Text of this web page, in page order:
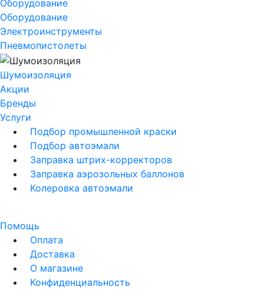
Оборудование
Оборудование
Электроинструменты
Пневмопистолеты
Шумоизоляция
Акции
Бренды
Услуги
Подбор промышленной краски
Подбор автоэмали
Заправка штрих-корректоров
Заправка аэрозольных баллонов
Колеровка автоэмали
Помощь
Оплата
Доставка
О магазине
Конфиденциальность